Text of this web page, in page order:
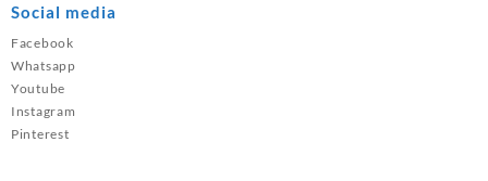
Social media
Facebook
Whatsapp
Youtube
Instagram
Pinterest